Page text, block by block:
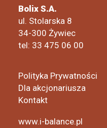
Bolix S.A.
ul. Stolarska 8
34-300 Żywiec
tel: 33 475 06 00
Polityka Prywatności
Dla akcjonariusza
Kontakt
www.i-balance.pl